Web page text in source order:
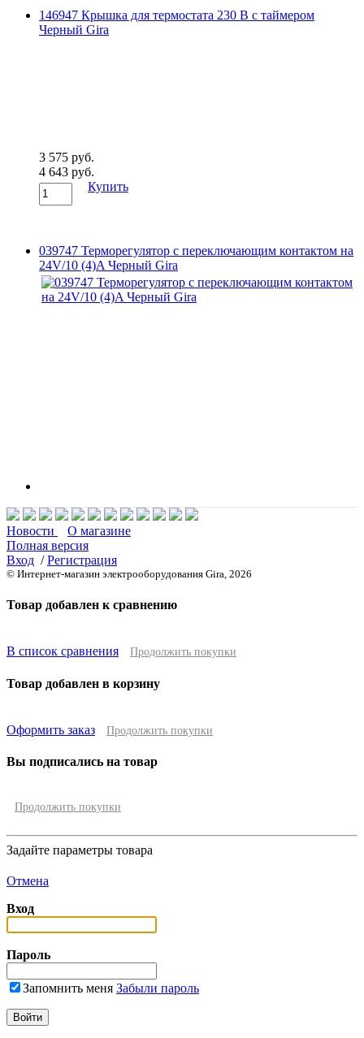
146947 Крышка для термостата 230 В с таймером
Черный Gira
3 575 руб.
4 643 руб.
Купить
039747 Терморегулятор с переключающим контактом на
24V/10 (4)A Черный Gira
Новости
О магазине
Полная версия
Вход /Регистрация
© Интернет-магазин электрооборудования Gira, 2026
Товар добавлен к сравнению
В список сравнения Продолжить покупки
Товар добавлен в корзину
Оформить заказ Продолжить покупки
Вы подписались на товар
Продолжить покупки
Задайте параметры товара
Отмена
Вход
Пароль
Запомнить меня Забыли пароль